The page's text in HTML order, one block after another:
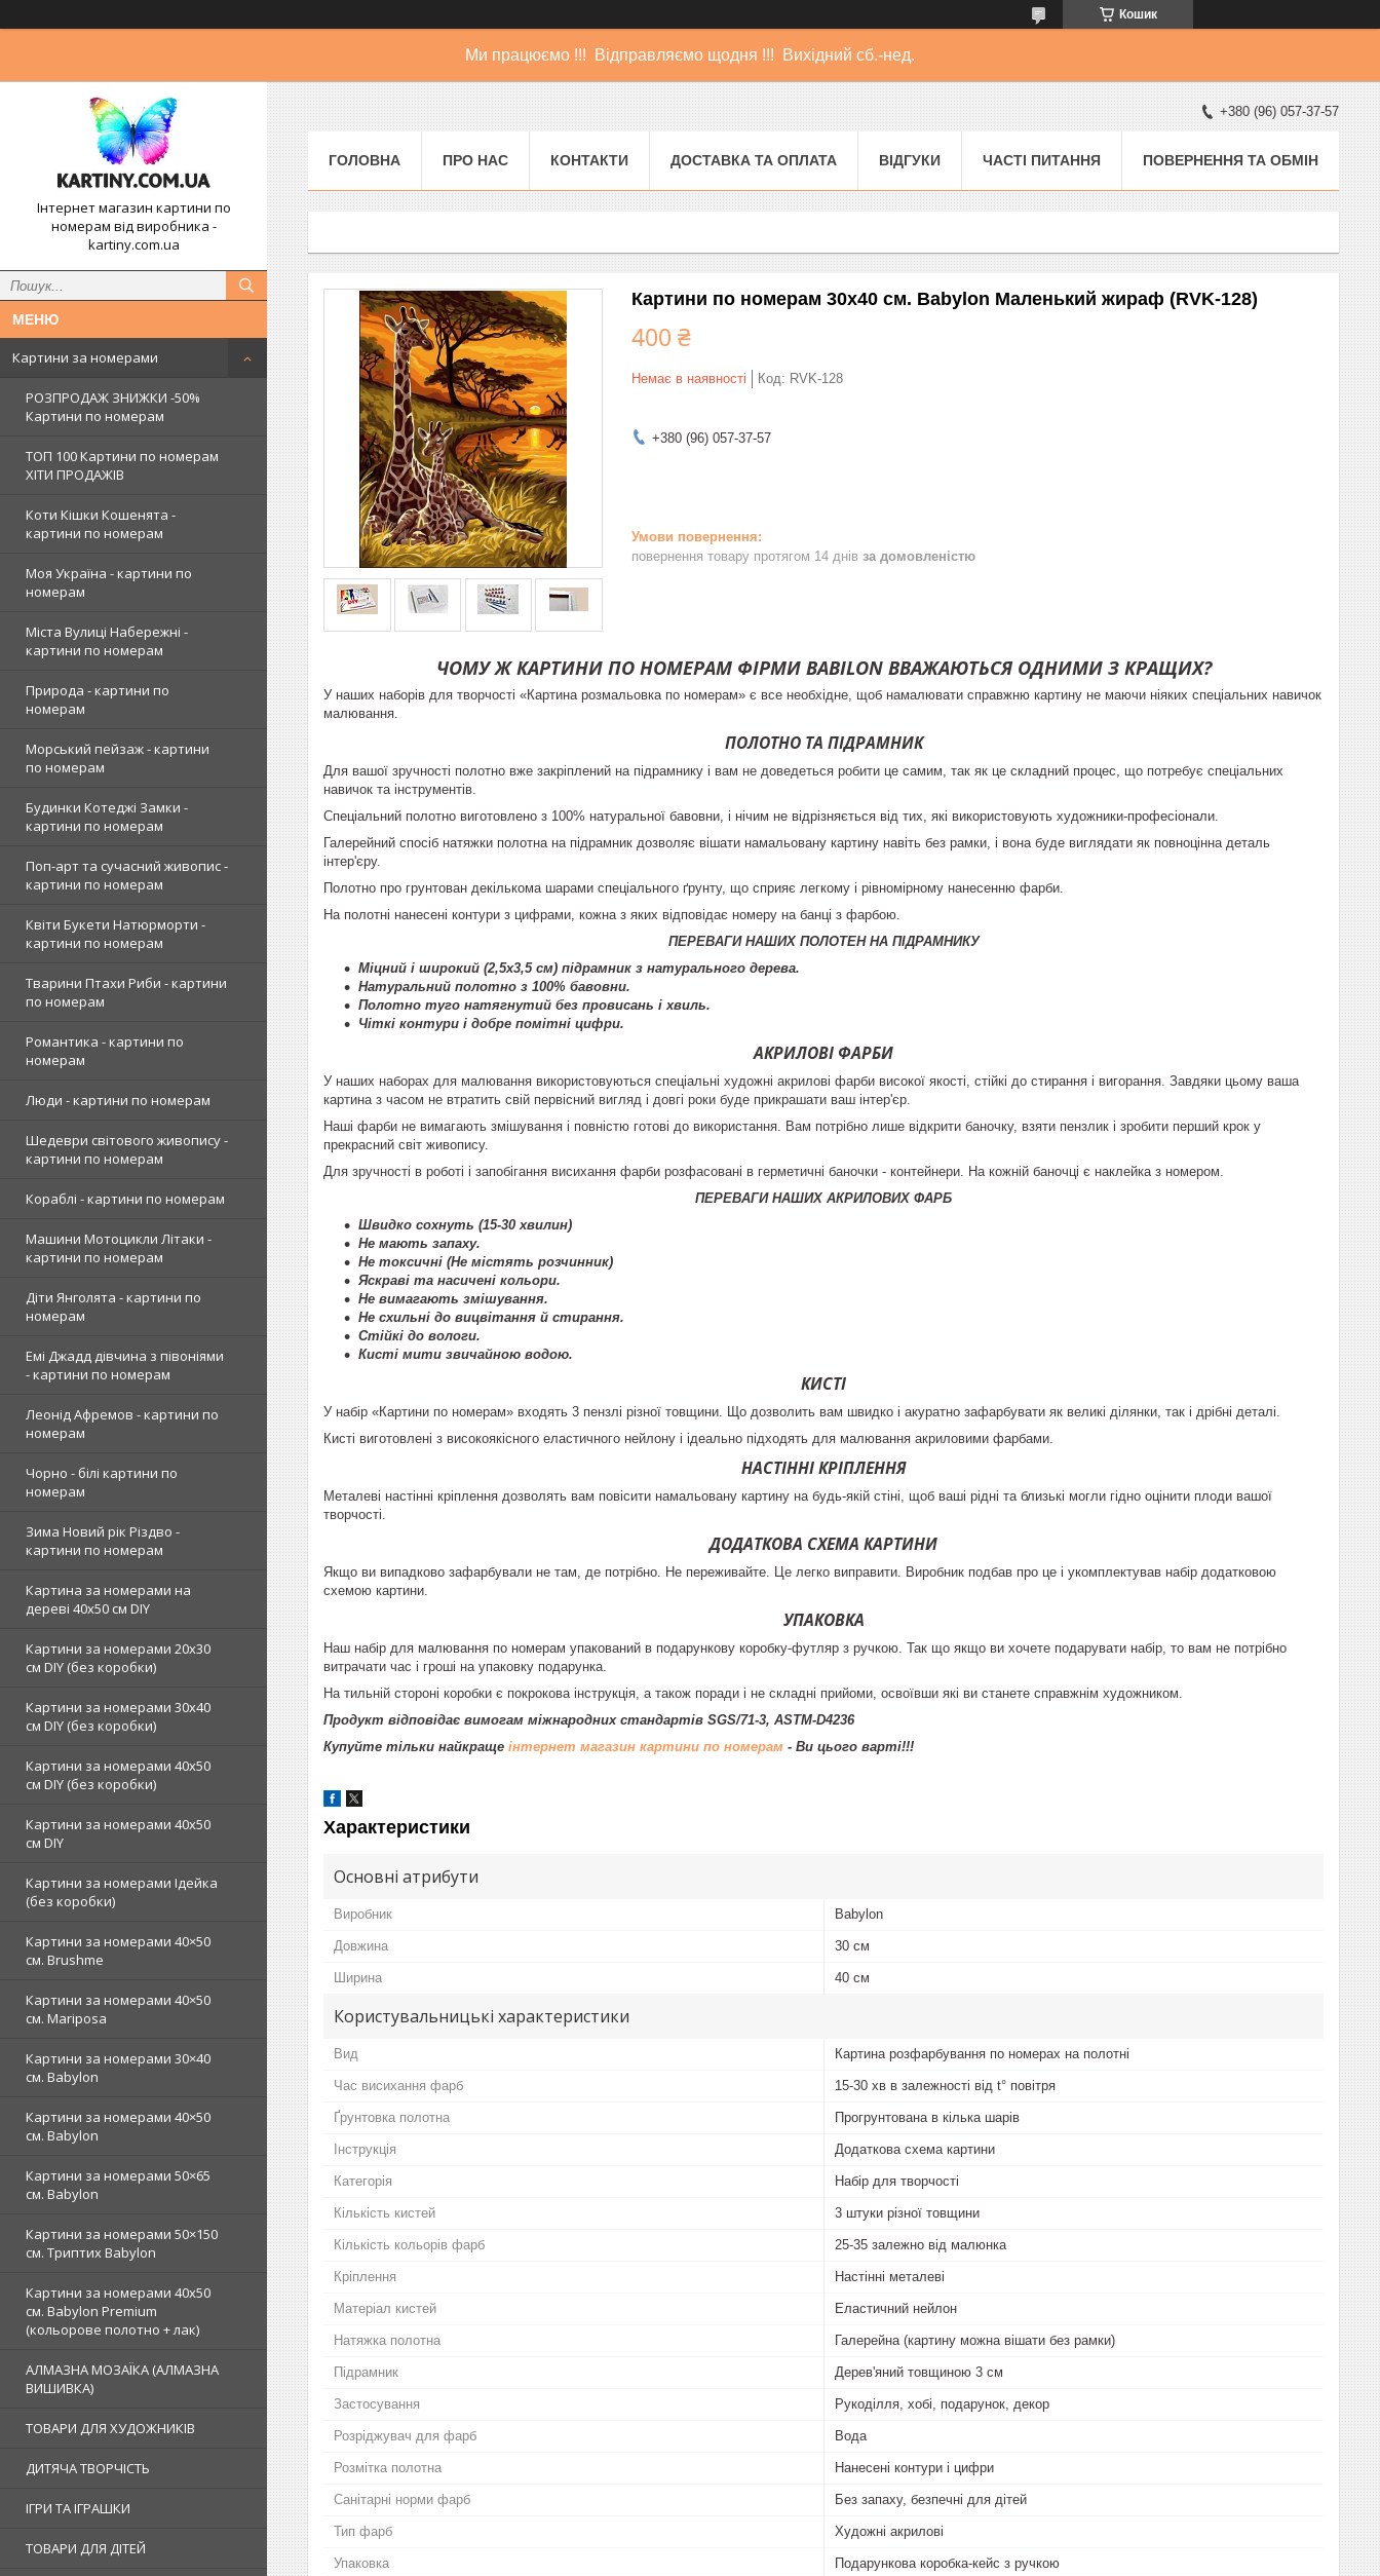
Кошик
Ми працюємо !!! Відправляємо щодня !!! Вихідний сб.-нед.
Інтернет магазин картини по
номерам від виробника -
kartiny.com.ua
Картини за номерами
РОЗПРОДАЖ ЗНИЖКИ -50%
Картини по номерам
ТОП 100 Картини по номерам
ХІТИ ПРОДАЖІВ
Коти Кішки Кошенята -
картини по номерам
Моя Україна - картини по
номерам
Міста Вулиці Набережні -
картини по номерам
Природа - картини по
номерам
Морський пейзаж - картини
по номерам
Будинки Котеджі Замки -
картини по номерам
Поп-арт та сучасний живопис -
картини по номерам
Квіти Букети Натюрморти -
картини по номерам
Тварини Птахи Риби - картини
по номерам
Романтика - картини по
номерам
Люди - картини по номерам
Шедеври світового живопису -
картини по номерам
Кораблі - картини по номерам
Машини Мотоцикли Літаки -
картини по номерам
Діти Янголята - картини по
номерам
Емі Джадд дівчина з півоніями
- картини по номерам
Леонід Афремов - картини по
номерам
Чорно - білі картини по
номерам
Зима Новий рік Різдво -
картини по номерам
Картина за номерами на
дереві 40х50 см DIY
Картини за номерами 20х30
см DIY (без коробки)
Картини за номерами 30х40
см DIY (без коробки)
Картини за номерами 40х50
см DIY (без коробки)
Картини за номерами 40х50
см DIY
Картини за номерами Ідейка
(без коробки)
Картини за номерами 40×50
см. Brushme
Картини за номерами 40×50
см. Mariposa
Картини за номерами 30×40
см. Babylon
Картини за номерами 40×50
см. Babylon
Картини за номерами 50×65
см. Babylon
Картини за номерами 50×150
см. Триптих Babylon
Картини за номерами 40х50
см. Babylon Premium
(кольорове полотно + лак)
АЛМАЗНА МОЗАЇКА (АЛМАЗНА
ВИШИВКА)
ТОВАРИ ДЛЯ ХУДОЖНИКІВ
ДИТЯЧА ТВОРЧІСТЬ
ІГРИ ТА ІГРАШКИ
ТОВАРИ ДЛЯ ДІТЕЙ
+380 (96) 057-37-57
ГОЛОВНА ПРО НАС КОНТАКТИ ДОСТАВКА ТА ОПЛАТА ВІДГУКИ ЧАСТІ ПИТАННЯ ПОВЕРНЕННЯ ТА ОБМІН
Картини по номерам 30х40 см. Babylon Маленький жираф (RVK-128)
400 ₴
Немає в наявності Код: RVK-128
+380 (96) 057-37-57
повернення товару протягом 14 днів за домовленістю
ЧОМУ Ж КАРТИНИ ПО НОМЕРАМ ФІРМИ BABILON ВВАЖАЮТЬСЯ ОДНИМИ З КРАЩИХ?
У наших наборів для творчості «Картина розмальовка по номерам» є все необхідне, щоб намалювати справжню картину не маючи ніяких спеціальних навичок
малювання.
ПОЛОТНО ТА ПІДРАМНИК
Для вашої зручності полотно вже закріплений на підрамнику і вам не доведеться робити це самим, так як це складний процес, що потребує спеціальних
навичок та інструментів.
Спеціальний полотно виготовлено з 100% натуральної бавовни, і нічим не відрізняється від тих, які використовують художники-професіонали.
Галерейний спосіб натяжки полотна на підрамник дозволяє вішати намальовану картину навіть без рамки, і вона буде виглядати як повноцінна деталь
інтер'єру.
Полотно про грунтован декількома шарами спеціального ґрунту, що сприяє легкому і рівномірному нанесенню фарби.
На полотні нанесені контури з цифрами, кожна з яких відповідає номеру на банці з фарбою.
ПЕРЕВАГИ НАШИХ ПОЛОТЕН НА ПІДРАМНИКУ
Міцний і широкий (2,5х3,5 см) підрамник з натурального дерева.
Натуральний полотно з 100% бавовни.
Полотно туго натягнутий без провисань і хвиль.
Чіткі контури і добре помітні цифри.
АКРИЛОВІ ФАРБИ
У наших наборах для малювання використовуються спеціальні художні акрилові фарби високої якості, стійкі до стирання і вигорання. Завдяки цьому ваша
картина з часом не втратить свій первісний вигляд і довгі роки буде прикрашати ваш інтер'єр.
Наші фарби не вимагають змішування і повністю готові до використання. Вам потрібно лише відкрити баночку, взяти пензлик і зробити перший крок у
прекрасний світ живопису.
Для зручності в роботі і запобігання висихання фарби розфасовані в герметичні баночки - контейнери. На кожній баночці є наклейка з номером.
ПЕРЕВАГИ НАШИХ АКРИЛОВИХ ФАРБ
Швидко сохнуть (15-30 хвилин)
Не мають запаху.
Не токсичні (Не містять розчинник)
Яскраві та насичені кольори.
Не вимагають змішування.
Не схильні до вицвітання й стирання.
Стійкі до вологи.
Кисті мити звичайною водою.
КИСТІ
У набір «Картини по номерам» входять 3 пензлі різної товщини. Що дозволить вам швидко і акуратно зафарбувати як великі ділянки, так і дрібні деталі.
Кисті виготовлені з високоякісного еластичного нейлону і ідеально підходять для малювання акриловими фарбами.
НАСТІННІ КРІПЛЕННЯ
Металеві настінні кріплення дозволять вам повісити намальовану картину на будь-якій стіні, щоб ваші рідні та близькі могли гідно оцінити плоди вашої
творчості.
ДОДАТКОВА СХЕМА КАРТИНИ
Якщо ви випадково зафарбували не там, де потрібно. Не переживайте. Це легко виправити. Виробник подбав про це і укомплектував набір додатковою
схемою картини.
УПАКОВКА
Наш набір для малювання по номерам упакований в подарункову коробку-футляр з ручкою. Так що якщо ви хочете подарувати набір, то вам не потрібно
витрачати час і гроші на упаковку подарунка.
На тильній стороні коробки є покрокова інструкція, а також поради і не складні прийоми, освоївши які ви станете справжнім художником.
Продукт відповідає вимогам міжнародних стандартів SGS/71-3, ASTM-D4236
Купуйте тільки найкраще інтернет магазин картини по номерам - Ви цього варті!!!
Характеристики
Основні атрибути
Виробник Babylon
Довжина 30 см
Ширина 40 см
Користувальницькі характеристики
Вид Картина розфарбування по номерах на полотні
Час висихання фарб 15-30 хв в залежності від t° повітря
Ґрунтовка полотна Прогрунтована в кілька шарів
Інструкція Додаткова схема картини
Категорія Набір для творчості
Кількість кистей 3 штуки різної товщини
Кількість кольорів фарб 25-35 залежно від малюнка
Кріплення Настінні металеві
Матеріал кистей Еластичний нейлон
Натяжка полотна Галерейна (картину можна вішати без рамки)
Підрамник Дерев'яний товщиною 3 см
Застосування Рукоділля, хобі, подарунок, декор
Розріджувач для фарб Вода
Розмітка полотна Нанесені контури і цифри
Санітарні норми фарб Без запаху, безпечні для дітей
Тип фарб Художні акрилові
Упаковка Подарункова коробка-кейс з ручкою